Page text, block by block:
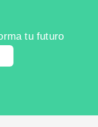
tu futuro